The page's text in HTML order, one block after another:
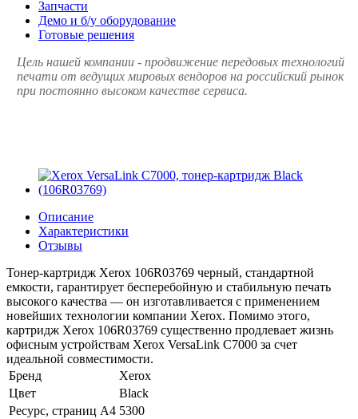
Запчасти
Демо и б/у оборудование
Готовые решения
Цель нашей компании - продвижение передовых технологий
печати от ведущих мировых вендоров на российский рынок
при постоянно высоком качестве сервиса.
Описание
Характеристики
Отзывы
Тонер-картридж Xerox 106R03769 черный, стандартной
емкости, гарантирует бесперебойную и стабильную печать
высокого качества — он изготавливается с применением
новейших технологии компании Xerox. Помимо этого,
картридж Xerox 106R03769 существенно продлевает жизнь
офисным устройствам Xerox VersaLink C7000 за счет
идеальной совместимости.
Бренд
Xerox
Цвет
Black
Ресурс, страниц А4 5300